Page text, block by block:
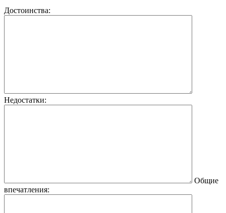
Достоинства:
Недостатки:
Общие
впечатления: